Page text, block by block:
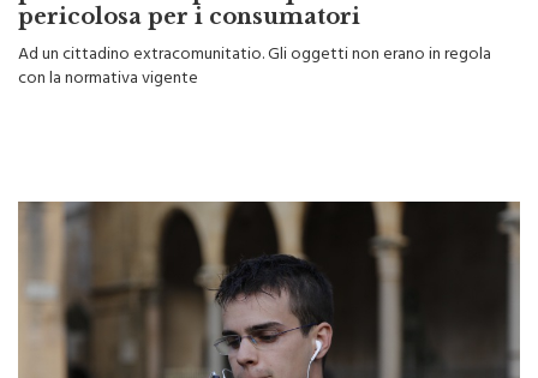
Ad un cittadino extracomunitatio. Gli oggetti non erano in regola
con la normativa vigente